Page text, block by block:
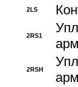
2LS
2RS1
2RSH